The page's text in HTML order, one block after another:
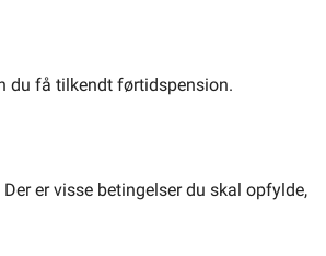
du få tilkendt førtidspension.
er visse betingelser du skal opfylde,